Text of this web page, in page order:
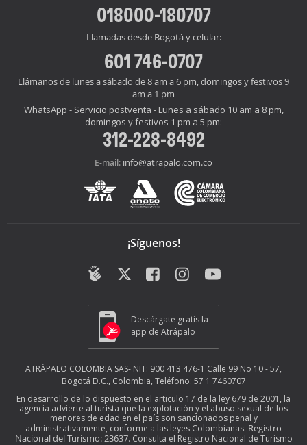
018000-180707
Llamadas desde Bogotá y celular:
601 746-0707
Llámanos de lunes a sábado de 8 am a 6 pm, domingos y festivos 9
am a 1 pm
WhatsApp - Servicio postventa - Lunes a sábado 10 am a 8 pm,
domingos y festivos 1 pm a 5 pm:
312-228-8492
E-mail: info@atrapalo.com.co
¡Síguenos!
Descárgate gratis la
app de Atrápalo
ATRÁPALO COLOMBIA SAS- NIT: 900 413 476-1 Calle 99 No 10 - 57,
Bogotá D.C., Colombia, Teléfono: 57 1 7460707
En desarrollo de lo dispuesto en el articulo 17 de la ley 679 de 2001, la
agencia advierte al turista que la explotación y el abuso sexual de los
menores de edad en el país son sancionados penal y
administrativamente, conforme a las leyes Colombianas. Registro
Nacional del Turismo: 23637. Consulta el Registro Nacional de Turismo